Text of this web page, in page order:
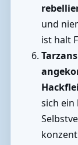
und
ist halt
sich ein